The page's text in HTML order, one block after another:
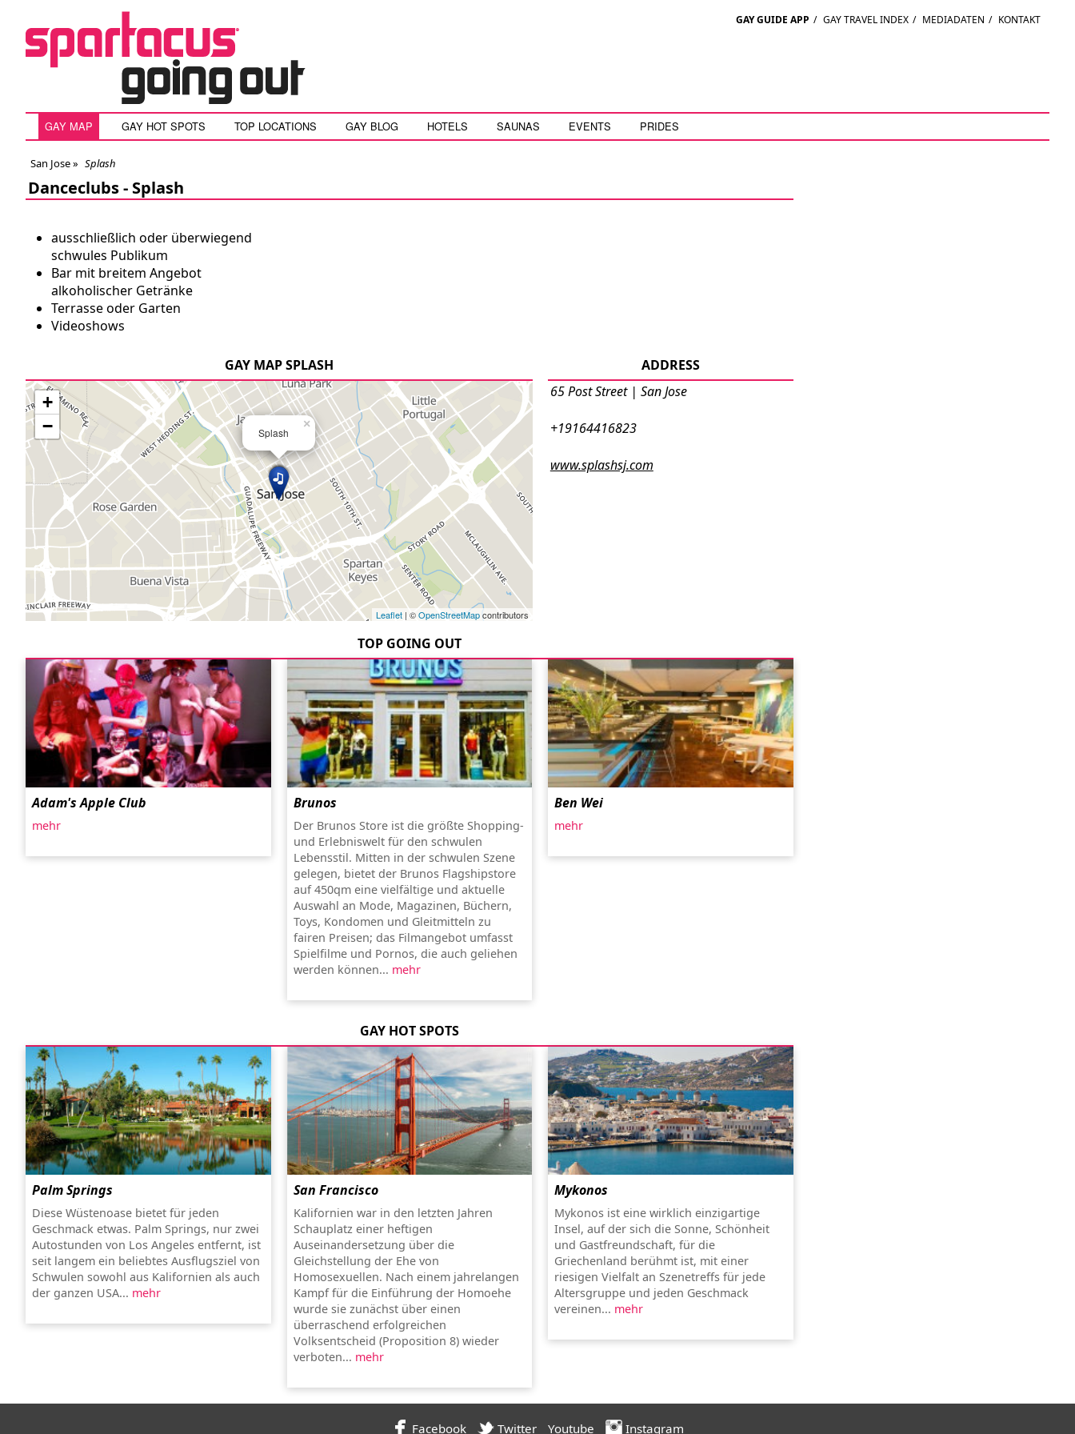
GAY GUIDE APP / GAY TRAVEL INDEX / MEDIADATEN / KONTAKT
GAY MAP GAY HOT SPOTS TOP LOCATIONS GAY BLOG HOTELS SAUNAS EVENTS PRIDES
San Jose» Splash
Danceclubs - Splash
ausschließlich oder überwiegend
schwules Publikum
Bar mit breitem Angebot
alkoholischer Getränke
Terrasse oder Garten
Videoshows
ADDRESS
65 Post Street | San Jose
+19164416823
www.splashsj.com
GAY MAP SPLASH
Splash
×
+
−
Leaflet| ©OpenStreetMapcontributors
TOP GOING OUT
Adam's Apple Club
mehr
Brunos
Der Brunos Store ist die größte Shopping-
und Erlebniswelt für den schwulen
Lebensstil. Mitten in der schwulen Szene
gelegen, bietet der Brunos Flagshipstore
auf 450qm eine vielfältige und aktuelle
Auswahl an Mode, Magazinen, Büchern,
Toys, Kondomen und Gleitmitteln zu
fairen Preisen; das Filmangebot umfasst
Spielfilme und Pornos, die auch geliehen
werden können... mehr
Ben Wei
mehr
GAY HOT SPOTS
Palm Springs
Diese Wüstenoase bietet für jeden
Geschmack etwas. Palm Springs, nur zwei
Autostunden von Los Angeles entfernt, ist
seit langem ein beliebtes Ausflugsziel von
Schwulen sowohl aus Kalifornien als auch
der ganzen USA... mehr
San Francisco
Kalifornien war in den letzten Jahren
Schauplatz einer heftigen
Auseinandersetzung über die
Gleichstellung der Ehe von
Homosexuellen. Nach einem jahrelangen
Kampf für die Einführung der Homoehe
wurde sie zunächst über einen
überraschend erfolgreichen
Volksentscheid (Proposition 8) wieder
verboten... mehr
Mykonos
Mykonos ist eine wirklich einzigartige
Insel, auf der sich die Sonne, Schönheit
und Gastfreundschaft, für die
Griechenland berühmt ist, mit einer
riesigen Vielfalt an Szenetreffs für jede
Altersgruppe und jeden Geschmack
vereinen... mehr
Facebook Twitter Youtube Instagram